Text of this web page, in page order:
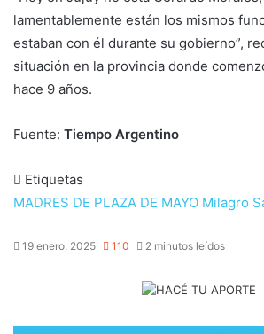
lamentablemente están los mismos
estaban con él durante su gobierno”,
situación en la provincia donde
hace 9 años.
Fuente: Tiempo Argentino
Etiquetas
MADRES DE PLAZA DE MAYO Milagro
19 enero, 2025 110 2 minutos leídos